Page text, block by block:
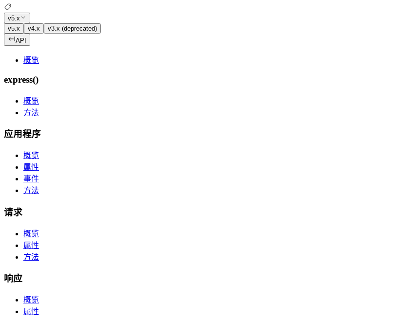
v5.x
v5.x
v4.x
v3.x (deprecated)
API
概览
express()
概览
方法
应用程序
概览
属性
事件
方法
请求
概览
属性
方法
响应
概览
属性